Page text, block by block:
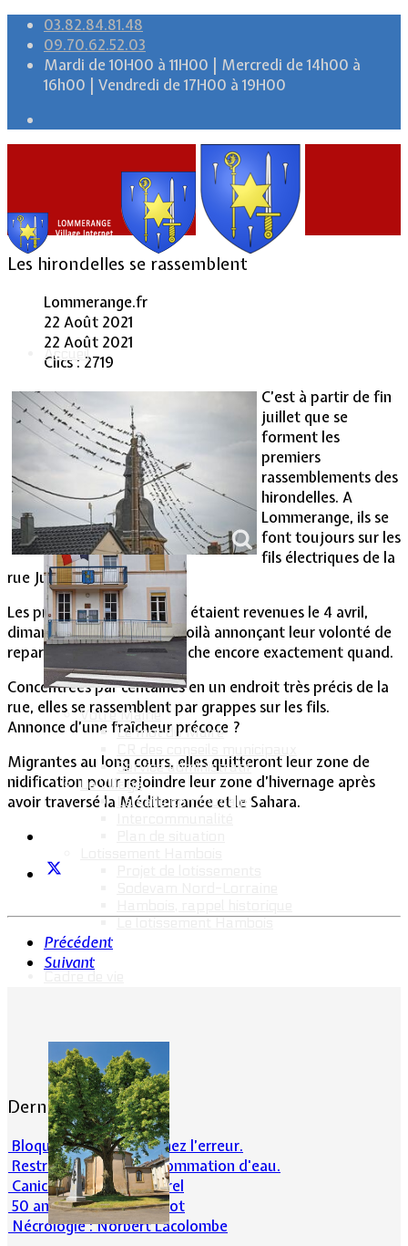
03.82.84.81.48
09.70.62.52.03
Mardi de 10H00 à 11H00 | Mercredi de 14h00 à
16h00 | Vendredi de 17H00 à 19H00
Accueil
Vie Municipale
Votre Mairie
Le mot du Maire
Service administratif
Le Village
La salle communale
Le lotissement Hambois
Les hirondelles se rassemblent
Lommerange.fr
22 Août 2021
22 Août 2021
Clics : 2719
C’est à partir de fin
juillet que se
forment les
premiers
rassemblements des
hirondelles. A
Lommerange, ils se
font toujours sur les
fils électriques de la
rue Jules Ferry.
Les premières d’entre elles étaient revenues le 4 avril,
dimanche de Pâques. Les voilà annonçant leur volonté de
repartir sans que l’on ne sache encore exactement quand.
Concentrées par centaines en un endroit très précis de la
rue, elles se rassemblent par grappes sur les fils.
Annonce d’une fraîcheur précoce ?
Migrantes au long cours, elles quitteront leur zone de
nidification pour rejoindre leur zone d’hivernage après
avoir traversé la Méditerranée et le Sahara.
Précédent
Suivant
Dernières actualités
Bloqué en forêt. Cherchez l’erreur.
Restrictions sur la consommation d'eau.
Canicule et milieu naturel
50 ans d’histoires de foot
Nécrologie : Norbert Lacolombe